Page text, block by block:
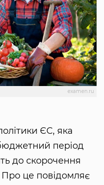
examen.ru
ЄС, яка
період
до скорочення
Про це повідомляє